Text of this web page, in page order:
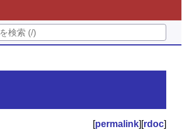
[permalink][rdoc]